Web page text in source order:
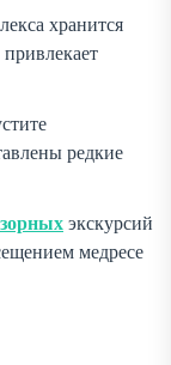
хранится
редкие
экскурсий
медресе